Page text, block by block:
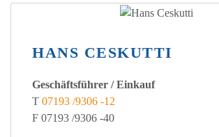
HANS CESKUTTI
Geschäftsführer / Einkauf
T 07193 /9306 -12
F 07193 /9306 -40